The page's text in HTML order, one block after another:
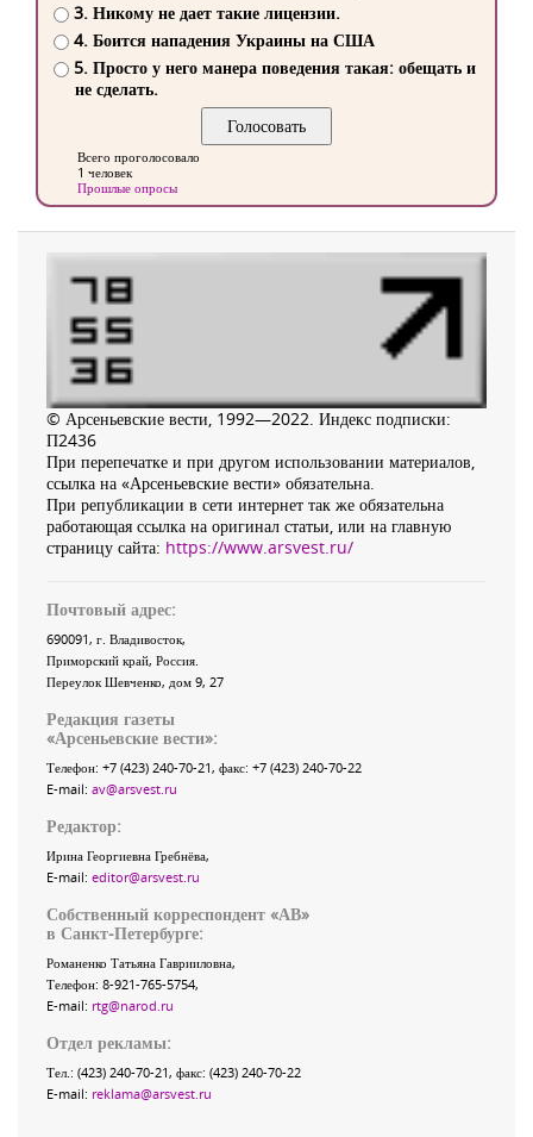
3. Никому не дает такие лицензии.
4. Боится нападения Украины на США
5. Просто у него манера поведения такая: обещать и
не сделать.
Всего проголосовало
1 человек
Прошлые опросы
© Арсеньевские вести, 1992—2022. Индекс подписки:
П2436
При перепечатке и при другом использовании материалов,
ссылка на «Арсеньевские вести» обязательна.
При републикации в сети интернет так же обязательна
работающая ссылка на оригинал статьи, или на главную
страницу сайта: https://www.arsvest.ru/
Почтовый адрес:
690091, г. Владивосток,
Приморский край, Россия
Переулок Шевченко, дом 9, 27
Редакция газеты
«Арсеньевские вести»:
Телефон: +7 (423) 240-70-21, факс: +7 (423) 240-70-22
E-mail: av@arsvest.ru
Редактор:
Ирина Георгиевна Гребнёва,
E-mail: editor@arsvest.ru
Собственный корреспондент «АВ»
в Санкт-Петербурге:
Романенко Татьяна Гаврииловна,
Телефон: 8-921-765-5754,
E-mail: rtg@narod.ru
Отдел рекламы:
Тел.: (423) 240-70-21, факс: (423) 240-70-22
E-mail: reklama@arsvest.ru